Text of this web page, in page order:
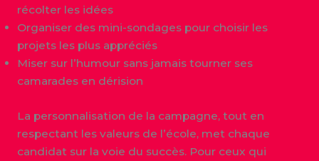
récolter les idées
Organiser des mini-sondages pour choisir les
projets les plus appréciés
Miser sur l’humour sans jamais tourner ses
camarades en dérision
La personnalisation de la campagne, tout en
respectant les valeurs de l’école, met chaque
candidat sur la voie du succès. Pour ceux qui